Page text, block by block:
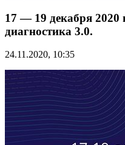
17 — 19 декабря 2020
диагностика 3.0.
24.11.2020, 10:35